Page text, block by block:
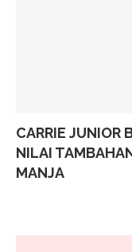
CARRIE JUNIOR
NILAI
MANJA